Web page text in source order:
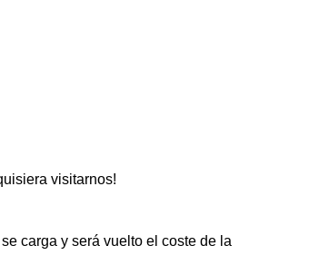
visitarnos!
carga y será vuelto el coste de la